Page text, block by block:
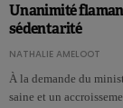
Unanimité
sédentarité
NATHALIE AMELOOT
À la demande du
saine et un